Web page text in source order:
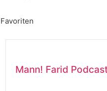
Favoriten
Mann! Farid